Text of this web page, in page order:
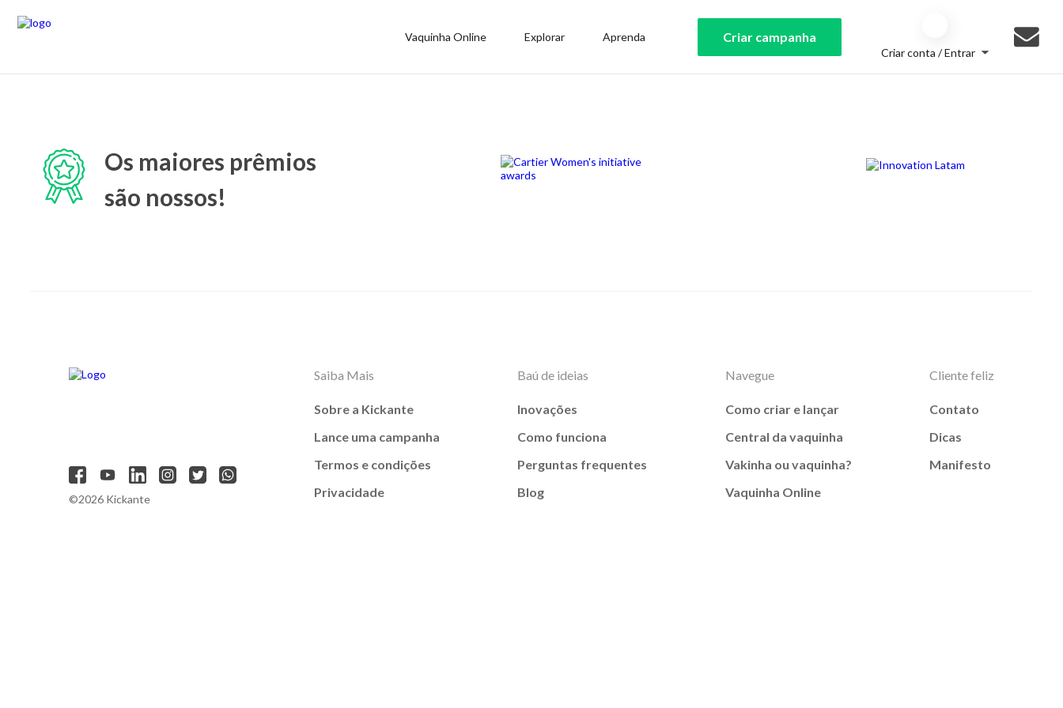
Vaquinha Online Explorar Aprenda Criar campanha
Criar conta / Entrar
Os maiores prêmios
são nossos!
©2026 Kickante
Saiba Mais
Sobre a Kickante
Lance uma campanha
Termos e condições
Privacidade
Baú de ideias
Inovações
Como funciona
Perguntas frequentes
Blog
Navegue
Como criar e lançar
Central da vaquinha
Vakinha ou vaquinha?
Vaquinha Online
Cliente feliz
Contato
Dicas
Manifesto